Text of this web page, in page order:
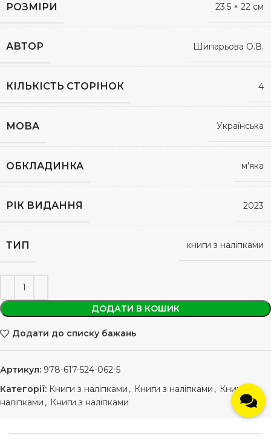
РОЗМІРИ 23.5 × 22 см
АВТОР Шипарьова О.В.
КІЛЬКІСТЬ СТОРІНОК 4
МОВА Українська
ОБКЛАДИНКА м'яка
РІК ВИДАННЯ 2023
ТИП книги з наліпками
ДОДАТИ В КОШИК
Додати до списку бажань
Артикул: 978-617-524-062-5
Категорії: Книги з наліпками , Книги з наліпками , Книги з
наліпками , Книги з наліпками